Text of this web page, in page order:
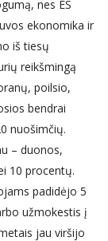
nes ES
ekonomika ir
iš tiesų
reikšmingą
poilsio,
bendrai
nuošimčių.
– duonos,
10 procentų.
padidėjo 5
užmokestis į
jau viršijo